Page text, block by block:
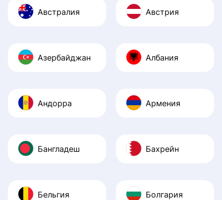
Австралия Австрия
Азербайджан Албания
Андорра Армения
Бангладеш Бахрейн
Бельгия Болгария